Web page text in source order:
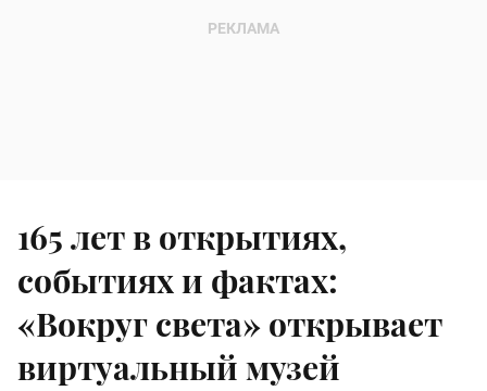
165 лет в открытиях,
событиях и фактах:
«Вокруг света» открывает
виртуальный музей